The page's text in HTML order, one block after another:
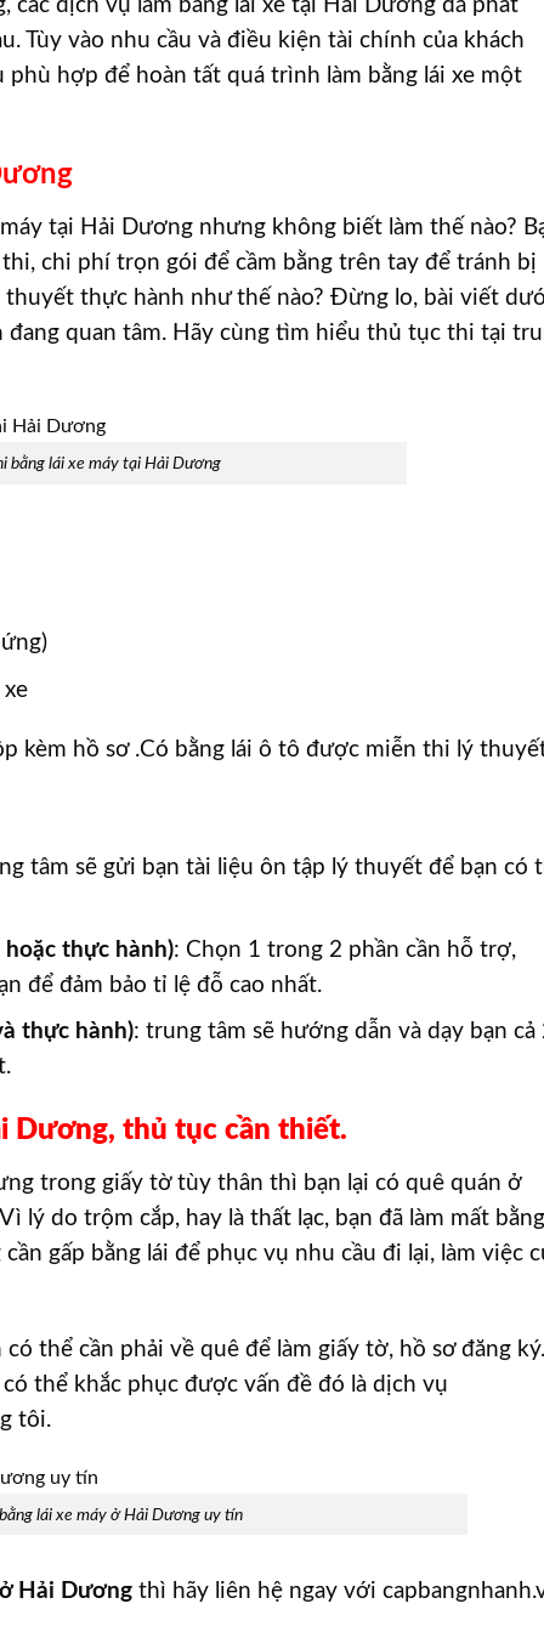
các dịch vụ làm bằng lái xe tại Hải Dương đã phát
Tùy vào nhu cầu và điều kiện tài chính của khách
hợp để hoàn tất quá trình làm bằng lái xe một
tại Hải Dương nhưng không biết làm thế nào?
chi phí trọn gói để cầm bằng trên tay để tránh bị
thuyết thực hành như thế nào? Đừng lo, bài viết
quan tâm. Hãy cùng tìm hiểu thủ tục thi tại
bằng lái xe máy tại Hải Dương
kèm hồ sơ .Có bằng lái ô tô được miễn thi lý
tâm sẽ gửi bạn tài liệu ôn tập lý thuyết để bạn có
thực hành): Chọn 1 trong 2 phần cần hỗ trợ,
để đảm bảo tỉ lệ đỗ cao nhất.
thực hành): trung tâm sẽ hướng dẫn và dạy bạn cả
Dương, thủ tục cần thiết.
trong giấy tờ tùy thân thì bạn lại có quê quán ở
lý do trộm cắp, hay là thất lạc, bạn đã làm mất bằng
gấp bằng lái để phục vụ nhu cầu đi lại, làm việc
thể cần phải về quê để làm giấy tờ, hồ sơ đăng ký.
thể khắc phục được vấn đề đó là dịch vụ
tôi.
lái xe máy ở Hải Dương uy tín
Hải Dương thì hãy liên hệ ngay với